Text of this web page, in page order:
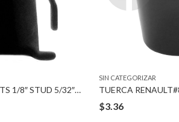
TUERCA BARREL NUTS 1/8″ STUD 5/32″ HOLE
SIN CATEGORIZAR
$3.36